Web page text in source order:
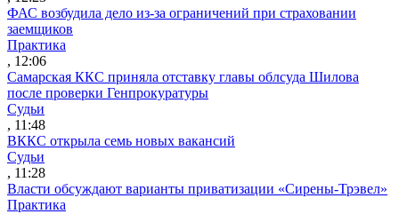
ФАС возбудила дело из-за ограничений при страховании
заемщиков
Практика
, 12:06
Самарская ККС приняла отставку главы облсуда Шилова
после проверки Генпрокуратуры
Судьи
, 11:48
ВККС открыла семь новых вакансий
Судьи
, 11:28
Власти обсуждают варианты приватизации «Сирены-Трэвел»
Практика